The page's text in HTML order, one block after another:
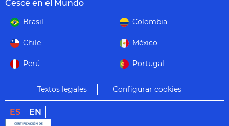
Cesce en el Mundo
Brasil Colombia
Chile México
Perú Portugal
Textos legales Configurar cookies
ES EN